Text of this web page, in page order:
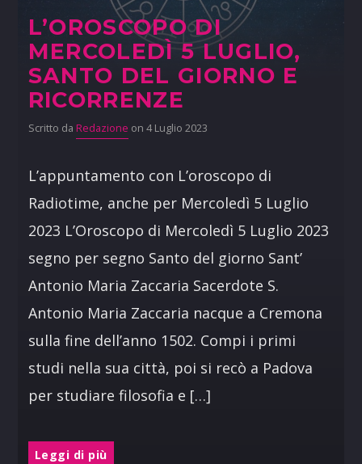
L’OROSCOPO DI
MERCOLEDÌ 5 LUGLIO,
SANTO DEL GIORNO E
RICORRENZE
Scritto da Redazione on 4 Luglio 2023
L’appuntamento con L’oroscopo di
Radiotime, anche per Mercoledì 5 Luglio
2023 L’Oroscopo di Mercoledì 5 Luglio 2023
segno per segno Santo del giorno Sant’
Antonio Maria Zaccaria Sacerdote S.
Antonio Maria Zaccaria nacque a Cremona
sulla fine dell’anno 1502. Compi i primi
studi nella sua città, poi si recò a Padova
per studiare filosofia e […]
Leggi di più